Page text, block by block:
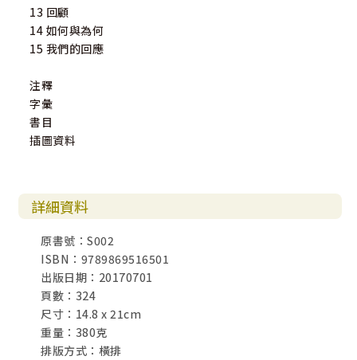
13 回顧
14 如何與為何
15 我們的回應
注釋
字彙
書目
插圖資料
詳細資料
原書號：S002
ISBN：9789869516501
出版日期：20170701
頁數：324
尺寸：14.8 x 21cm
重量：380克
排版方式：橫排